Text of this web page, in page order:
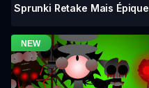
Sprunki Retake Mais Épique